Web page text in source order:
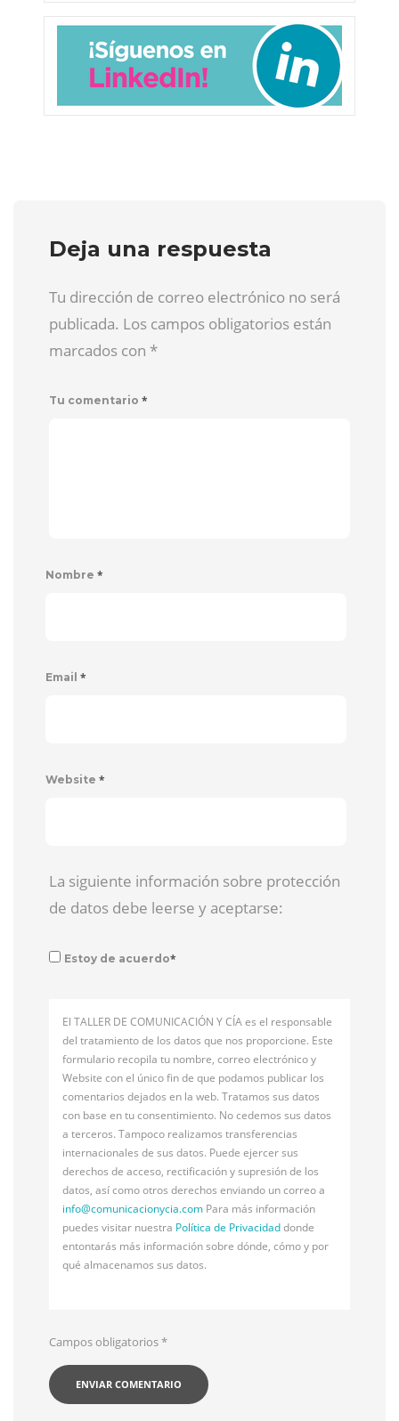
Deja una respuesta
Tu dirección de correo electrónico no será
publicada. Los campos obligatorios están
marcados con *
Tu comentario *
Nombre *
Email *
Website *
La siguiente información sobre protección
de datos debe leerse y aceptarse:
Estoy de acuerdo*
El TALLER DE COMUNICACIÓN Y CÍA es el responsable
del tratamiento de los datos que nos proporcione. Este
formulario recopila tu nombre, correo electrónico y
Website con el único fin de que podamos publicar los
comentarios dejados en la web. Tratamos sus datos
con base en tu consentimiento. No cedemos sus datos
a terceros. Tampoco realizamos transferencias
internacionales de sus datos. Puede ejercer sus
derechos de acceso, rectificación y supresión de los
datos, así como otros derechos enviando un correo a
info@comunicacionycia.com Para más información
puedes visitar nuestra Política de Privacidaddonde
entontarás más información sobre dónde, cómo y por
qué almacenamos sus datos.
Campos obligatorios*